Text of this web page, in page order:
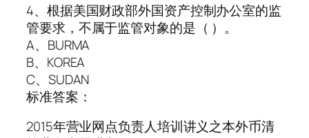
4、根据美国财政部外国资产控制办公室的监
管要求，不属于监管对象的是（ ）。
A、BURMA
B、KOREA
C、SUDAN
标准答案：
2015年营业网点负责人培训讲义之本外币清